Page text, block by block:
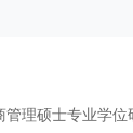
理硕士专业学